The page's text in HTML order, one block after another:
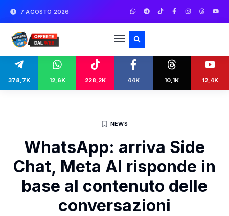
7 AGOSTO 2026
378,7K 12,6K 228,2K 44K 10,1K 12,4K
NEWS
WhatsApp: arriva Side
Chat, Meta AI risponde in
base al contenuto delle
conversazioni